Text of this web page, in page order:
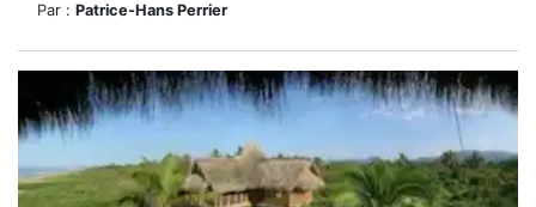
Par : Patrice-Hans Perrier